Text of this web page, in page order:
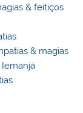
& feitiços
& magias
Iemanjá